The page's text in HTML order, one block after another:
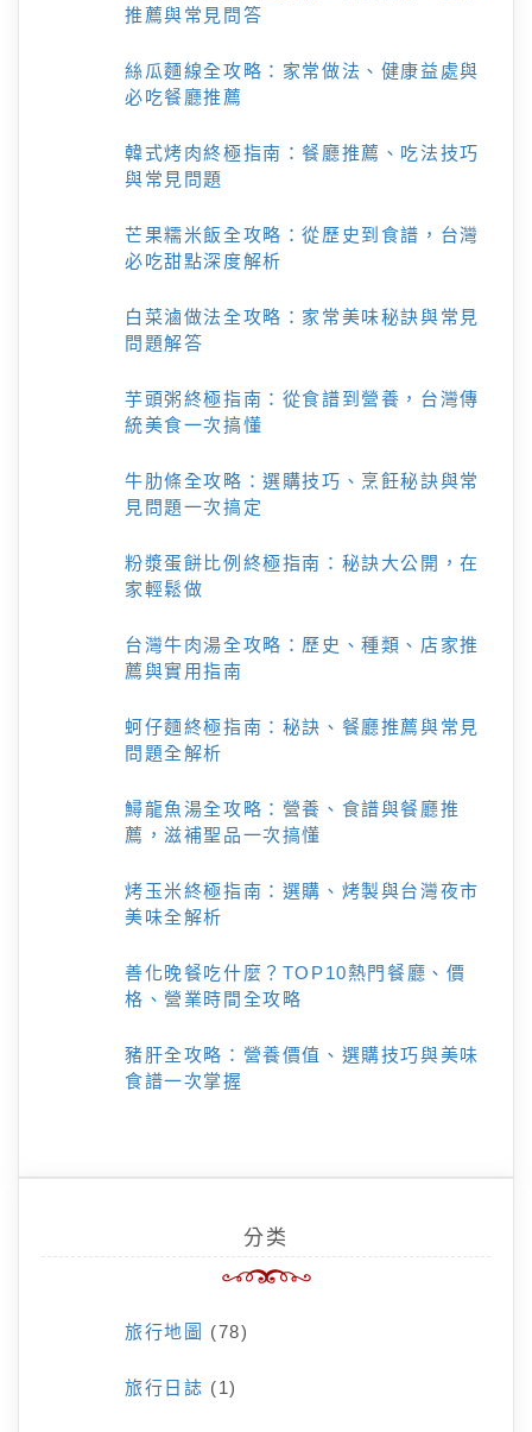
推薦與常見問答
絲瓜麵線全攻略：家常做法、健康益處與
必吃餐廳推薦
韓式烤肉終極指南：餐廳推薦、吃法技巧
與常見問題
芒果糯米飯全攻略：從歷史到食譜，台灣
必吃甜點深度解析
白菜滷做法全攻略：家常美味秘訣與常見
問題解答
芋頭粥終極指南：從食譜到營養，台灣傳
統美食一次搞懂
牛肋條全攻略：選購技巧、烹飪秘訣與常
見問題一次搞定
粉漿蛋餅比例終極指南：秘訣大公開，在
家輕鬆做
台灣牛肉湯全攻略：歷史、種類、店家推
薦與實用指南
蚵仔麵終極指南：秘訣、餐廳推薦與常見
問題全解析
鱘龍魚湯全攻略：營養、食譜與餐廳推
薦，滋補聖品一次搞懂
烤玉米終極指南：選購、烤製與台灣夜市
美味全解析
善化晚餐吃什麼？TOP10熱門餐廳、價
格、營業時間全攻略
豬肝全攻略：營養價值、選購技巧與美味
食譜一次掌握
分类
旅行地圖 (78)
旅行日誌 (1)